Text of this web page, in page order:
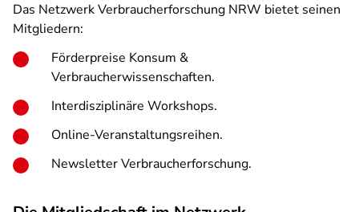
Das Netzwerk Verbraucherforschung NRW bietet seinen
Mitgliedern:
Förderpreise Konsum &
Verbraucherwissenschaften.
Interdisziplinäre Workshops.
Online-Veranstaltungsreihen.
Newsletter Verbraucherforschung.